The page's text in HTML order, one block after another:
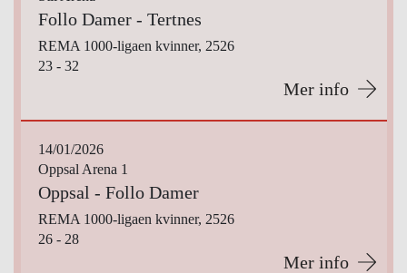
Follo Damer - Tertnes
REMA 1000-ligaen kvinner, 2526
23 - 32
Mer info
14/01/2026
Oppsal Arena 1
Oppsal - Follo Damer
REMA 1000-ligaen kvinner, 2526
26 - 28
Mer info